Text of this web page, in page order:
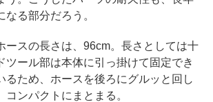
る部分だろう。
ースの長さは、96cm。長さとしては十
ツール部は本体に引っ掛けて固定でき
るため、ホースを後ろにグルッと回し
コンパクトにまとまる。